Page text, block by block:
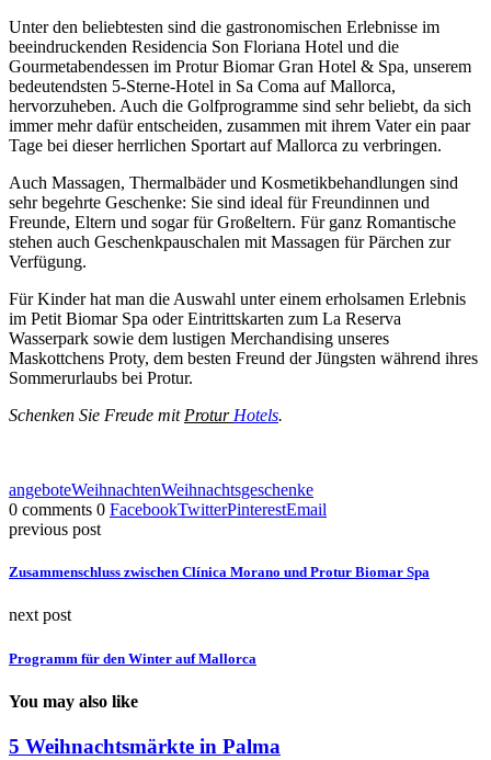
Unter den beliebtesten sind die gastronomischen Erlebnisse im
beeindruckenden Residencia Son Floriana Hotel und die
Gourmetabendessen im Protur Biomar Gran Hotel & Spa, unserem
bedeutendsten 5-Sterne-Hotel in Sa Coma auf Mallorca,
hervorzuheben. Auch die Golfprogramme sind sehr beliebt, da sich
immer mehr dafür entscheiden, zusammen mit ihrem Vater ein paar
Tage bei dieser herrlichen Sportart auf Mallorca zu verbringen.
Auch Massagen, Thermalbäder und Kosmetikbehandlungen sind
sehr begehrte Geschenke: Sie sind ideal für Freundinnen und
Freunde, Eltern und sogar für Großeltern. Für ganz Romantische
stehen auch Geschenkpauschalen mit Massagen für Pärchen zur
Verfügung.
Für Kinder hat man die Auswahl unter einem erholsamen Erlebnis
im Petit Biomar Spa oder Eintrittskarten zum La Reserva
Wasserpark sowie dem lustigen Merchandising unseres
Maskottchens Proty, dem besten Freund der Jüngsten während ihres
Sommerurlaubs bei Protur.
Schenken Sie Freude mit Protur Hotels.
angeboteWeihnachtenWeihnachtsgeschenke
0 comments 0 FacebookTwitterPinterestEmail
previous post
Zusammenschluss zwischen Clínica Morano und Protur Biomar Spa
next post
Programm für den Winter auf Mallorca
You may also like
5 Weihnachtsmärkte in Palma